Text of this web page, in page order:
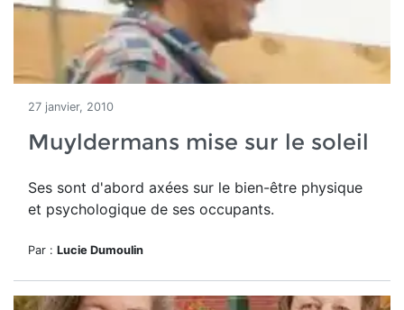
27 janvier, 2010
Muyldermans mise sur le soleil
Ses sont d'abord axées sur le bien-être physique
et psychologique de ses occupants.
Par : Lucie Dumoulin